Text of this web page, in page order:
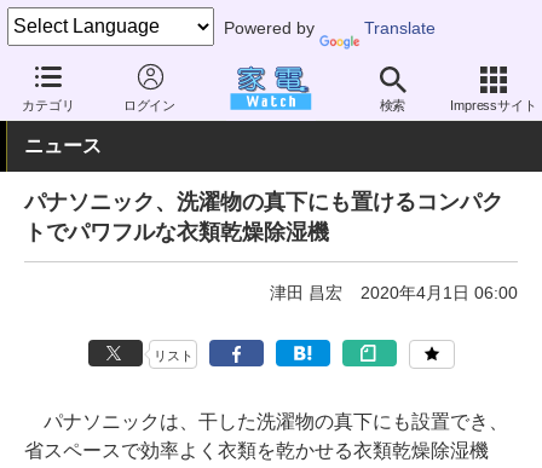
Powered by Translate
カテゴリ ログイン 検索 Impressサイト
家電 Watch 空調家電 加湿器・除湿機 除湿機
ニュース
パナソニック、洗濯物の真下にも置けるコンパク
トでパワフルな衣類乾燥除湿機
津田 昌宏 2020年4月1日 06:00
リスト
パナソニックは、干した洗濯物の真下にも設置でき、
省スペースで効率よく衣類を乾かせる衣類乾燥除湿機